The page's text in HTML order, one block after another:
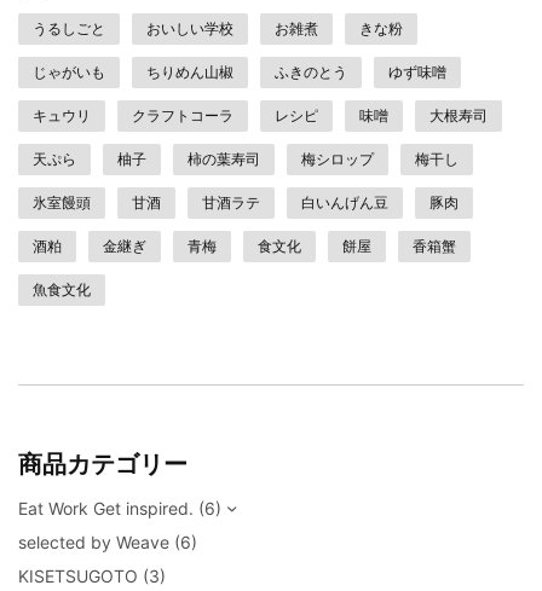
うるしごと おいしい学校 お雑煮 きな粉
じゃがいも ちりめん山椒 ふきのとう ゆず味噌
キュウリ クラフトコーラ レシピ 味噌 大根寿司
天ぷら 柚子 柿の葉寿司 梅シロップ 梅干し
氷室饅頭 甘酒 甘酒ラテ 白いんげん豆 豚肉
酒粕 金継ぎ 青梅 食文化 餅屋 香箱蟹
魚食文化
商品カテゴリー
Eat Work Get inspired. (6)
selected by Weave (6)
KISETSUGOTO (3)